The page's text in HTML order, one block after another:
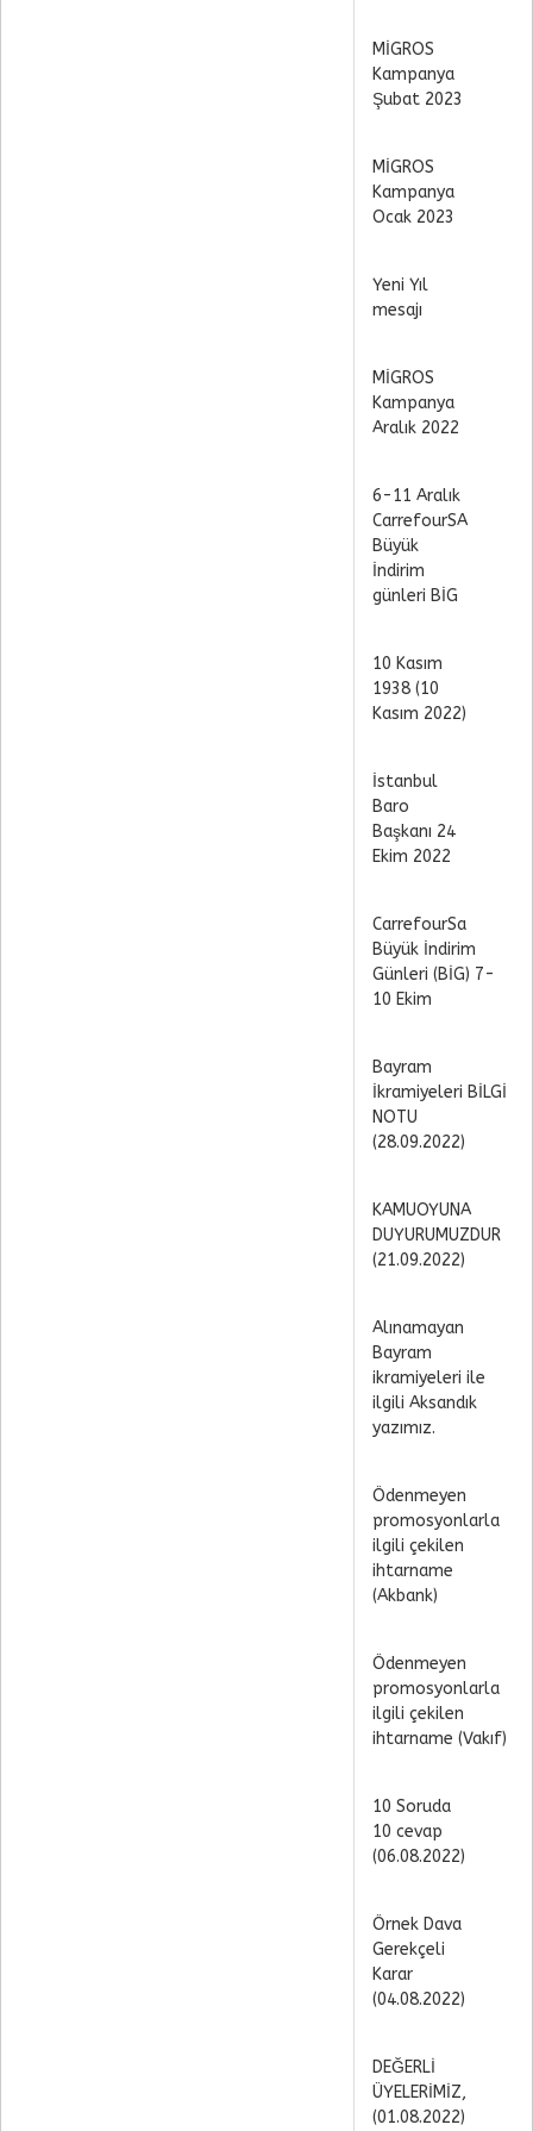
MİGROS
Kampanya
Şubat 2023
MİGROS
Kampanya
Ocak 2023
Yeni Yıl
mesajı
MİGROS
Kampanya
Aralık 2022
6-11 Aralık
CarrefourSA
Büyük
İndirim
günleri BİG
10 Kasım
1938 (10
Kasım 2022)
İstanbul
Baro
Başkanı 24
Ekim 2022
CarrefourSa
Büyük İndirim
Günleri (BİG) 7-
10 Ekim
Bayram
İkramiyeleri BİLGİ
NOTU
(28.09.2022)
KAMUOYUNA
DUYURUMUZDUR
(21.09.2022)
Alınamayan
Bayram
ikramiyeleri ile
ilgili Aksandık
yazımız.
Ödenmeyen
promosyonlarla
ilgili çekilen
ihtarname
(Akbank)
Ödenmeyen
promosyonlarla
ilgili çekilen
ihtarname (Vakıf)
10 Soruda
10 cevap
(06.08.2022)
Örnek Dava
Gerekçeli
Karar
(04.08.2022)
DEĞERLİ
ÜYELERİMİZ,
(01.08.2022)